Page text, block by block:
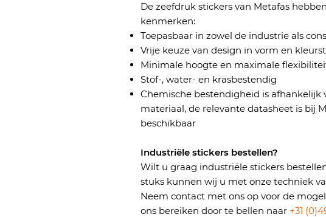
De zeefdruk stickers van Metafas
kenmerken:
Toepasbaar in zowel de industrie als
Vrije keuze van design in vorm en
Minimale hoogte en maximale
Stof-, water- en krasbestendig
Chemische bestendigheid is afhankelijk
materiaal, de relevante datasheet is bij
beschikbaar
Industriële stickers bestellen?
Wilt u graag industriële stickers
stuks kunnen wij u met onze techniek
Neem contact met ons op voor de
ons bereiken door te bellen naar +31